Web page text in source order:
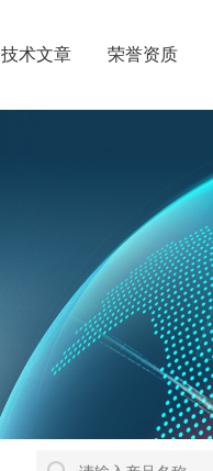
技术文章 荣誉资质